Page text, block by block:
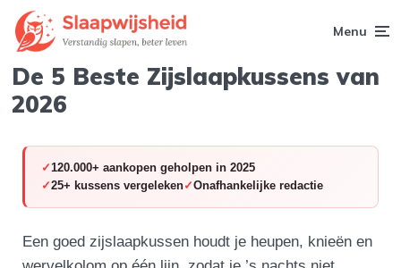
Menu
De 5 Beste Zijslaapkussens van
2026
120.000+ aankopen geholpen in 2025
25+ kussens vergeleken
Onafhankelijke redactie
Een goed zijslaapkussen houdt je heupen, knieën en